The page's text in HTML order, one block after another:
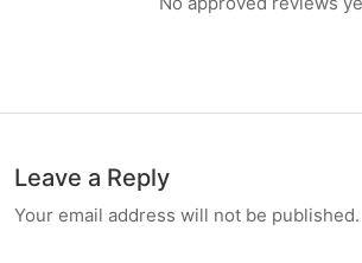
Leave a Reply
Your email address will not be published.